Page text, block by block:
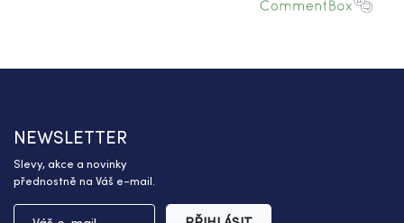
NEWSLETTER
Slevy, akce a novinky
přednostně na Váš e-mail.